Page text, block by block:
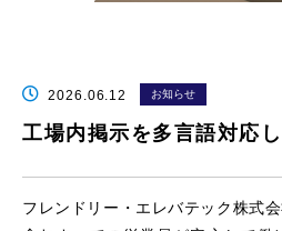
2026.06.12 お知らせ
工場内掲示を多言語対応
フレンドリー・エレバテック株式